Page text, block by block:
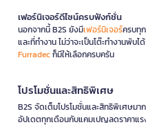
เฟอร์นิเจอร์ดีไซน์ครบฟังก์ชั่น
นอกจากนี้ B2S ยังมีเฟอร์นิเจอร์ครบทุ
และที่ทำงาน ไม่ว่าจะเป็นโต๊ะทำงานพับ
Furradecก็มีให้เลือกครบครัน
โปรโมชั่นและสิทธิพิเศษ
B2S จัดเต็มโปรโมชั่นและสิทธิพิเศษม
อัปเดตทุกเดือนกับแคมเปญลดราคาแร